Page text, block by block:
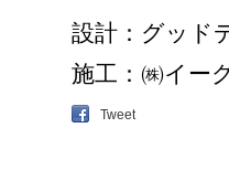
設計：グッド
施工：㈱イー
Tweet